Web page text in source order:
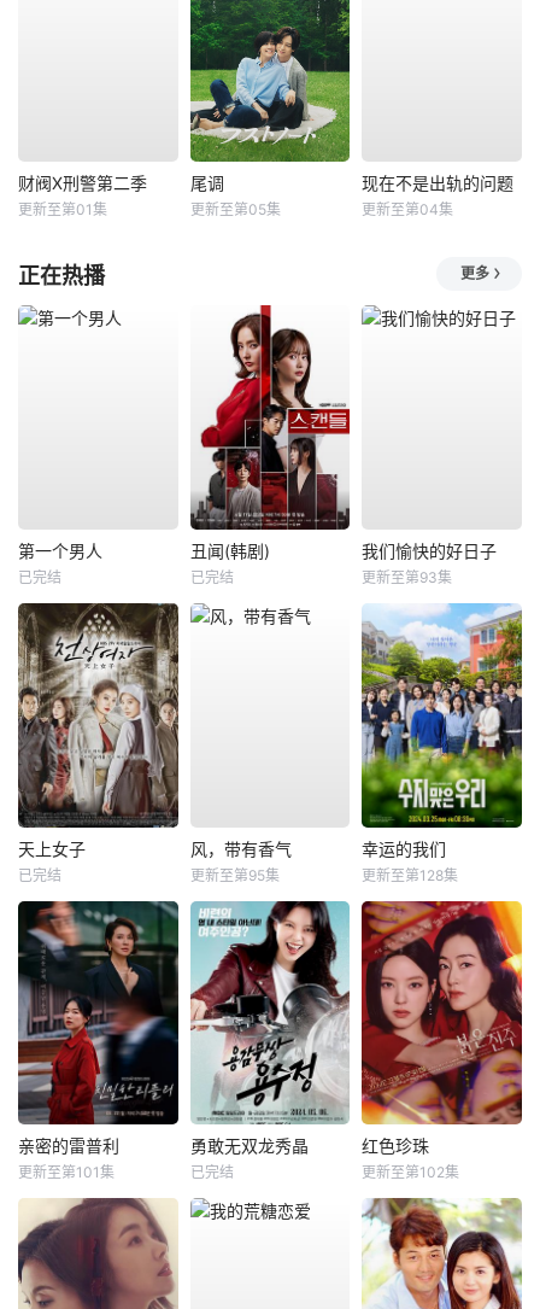
财阀X刑警第二季
更新至第01集
尾调
更新至第05集
现在不是出轨的问题
更新至第04集
正在热播 更多
第一个男人
已完结
丑闻(韩剧)
已完结
我们愉快的好日子
更新至第93集
天上女子
已完结
风，带有香气
更新至第95集
幸运的我们
更新至第128集
亲密的雷普利
更新至第101集
勇敢无双龙秀晶
已完结
红色珍珠
更新至第102集